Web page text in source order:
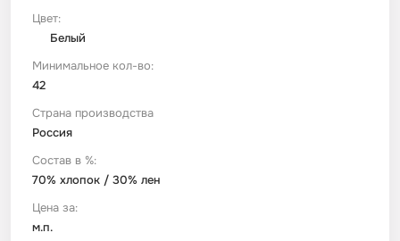
Цвет:
Белый
Минимальное кол-во:
42
Страна производства
Россия
Состав в %:
70% хлопок / 30% лен
Цена за:
м.п.
Спанбонд
Флис
Футер
Шелк Армани
Штапель
Этнический
Имитации материалов